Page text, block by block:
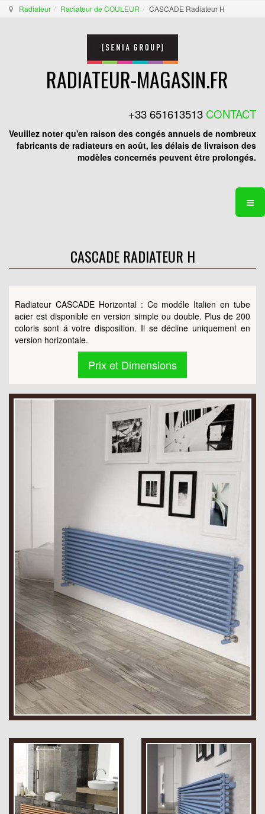
Radiateur Radiateur de COULEUR CASCADE Radiateur H
RADIATEUR-MAGASIN.FR
+33 651613513 CONTACT
Veuillez noter qu'en raison des congés annuels de nombreux
fabricants de radiateurs en août, les délais de livraison des
modèles concernés peuvent être prolongés.
CASCADE RADIATEUR H
Radiateur CASCADE Horizontal : Ce modéle Italien en tube
acier est disponible en version simple ou double. Plus de 200
coloris sont á votre disposition. Il se décline uniquement en
version horizontale.
Prix et Dimensions